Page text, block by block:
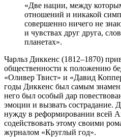
«Две нации, между
отношений и никакой
совершенно ничего не
и чувствах друг друга,
планетах».
Чарльз Диккенс (1812–1870)
общественности к положению
«Оливер Твист» и «Давид
годы Диккенс был самым
него был особый дар
эмоции и вызвать сострадание.
нужду в реформировании всей
содействовать этому своими
журналом «Круглый год».